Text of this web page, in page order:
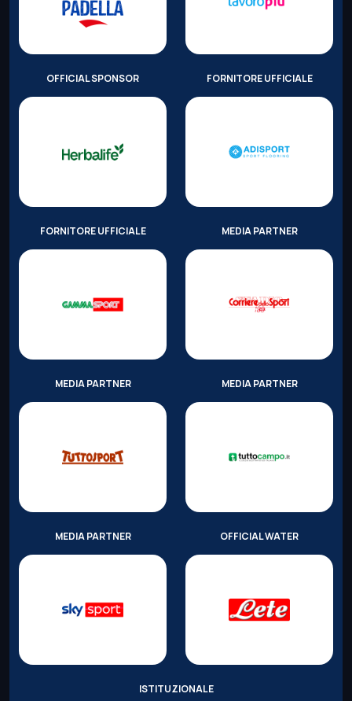
OFFICIAL SPONSOR FORNITORE UFFICIALE
FORNITORE UFFICIALE MEDIA PARTNER
MEDIA PARTNER MEDIA PARTNER
MEDIA PARTNER OFFICIAL WATER
ISTITUZIONALE